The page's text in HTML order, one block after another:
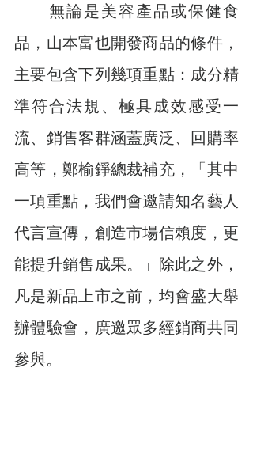
無論是美容產品或保健食
品，山本富也開發商品的條件，
主要包含下列幾項重點：成分精
準符合法規、極具成效感受一
流、銷售客群涵蓋廣泛、回購率
高等，鄭榆錚總裁補充，「其中
一項重點，我們會邀請知名藝人
代言宣傳，創造市場信賴度，更
能提升銷售成果。」除此之外，
凡是新品上市之前，均會盛大舉
辦體驗會，廣邀眾多經銷商共同
參與。